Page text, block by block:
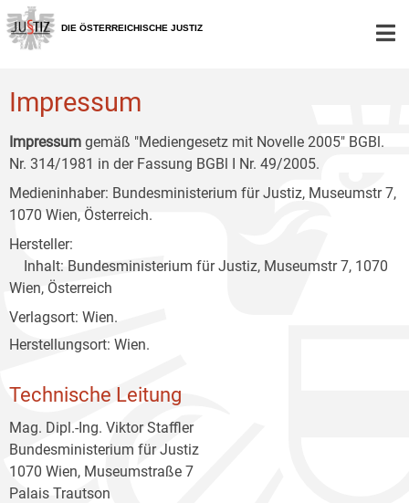
Zur
Hauptnavigation
[1]
Zum
Inhalt
[2]
Zum
Untermenü
[3]
DIE ÖSTERREICHISCHE JUSTIZ
Impressum
Impressum gemäß "Mediengesetz mit Novelle 2005" BGBl.
Nr. 314/1981 in der Fassung BGBl I Nr. 49/2005.
Medieninhaber: Bundesministerium für Justiz, Museumstr 7,
1070 Wien, Österreich.
Hersteller:
Inhalt: Bundesministerium für Justiz, Museumstr 7, 1070
Wien, Österreich
Verlagsort: Wien.
Herstellungsort: Wien.
Technische Leitung
Mag. Dipl.-Ing. Viktor Staffler
Bundesministerium für Justiz
1070 Wien, Museumstraße 7
Palais Trautson